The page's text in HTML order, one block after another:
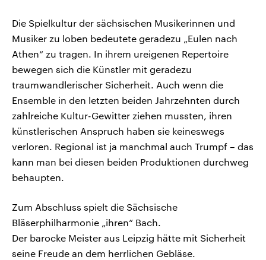
Die Spielkultur der sächsischen Musikerinnen und
Musiker zu loben bedeutete geradezu „Eulen nach
Athen“ zu tragen. In ihrem ureigenen Repertoire
bewegen sich die Künstler mit geradezu
traumwandlerischer Sicherheit. Auch wenn die
Ensemble in den letzten beiden Jahrzehnten durch
zahlreiche Kultur-Gewitter ziehen mussten, ihren
künstlerischen Anspruch haben sie keineswegs
verloren. Regional ist ja manchmal auch Trumpf – das
kann man bei diesen beiden Produktionen durchweg
behaupten.
Zum Abschluss spielt die Sächsische
Bläserphilharmonie „ihren“ Bach.
Der barocke Meister aus Leipzig hätte mit Sicherheit
seine Freude an dem herrlichen Gebläse.